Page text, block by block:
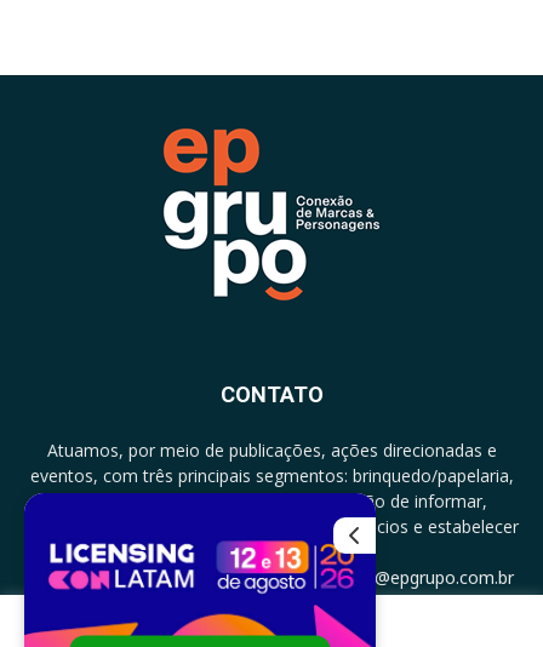
CONTATO
Atuamos, por meio de publicações, ações direcionadas e
eventos, com três principais segmentos: brinquedo/papelaria,
licenciamento e zero a três com a missão de informar,
documentar, proporcionar encontro de negócios e estabelecer
parcerias.
CONTATO: +5511994513097 - atendimento@epgrupo.com.br